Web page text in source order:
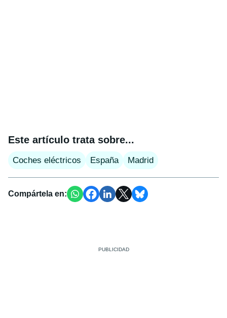
Este artículo trata sobre...
Coches eléctricos España Madrid
Compártela en: